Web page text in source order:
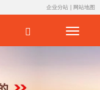
企业分站 网站地图